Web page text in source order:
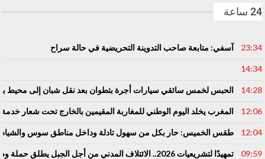
24 ساعة
23:34 آسفي: متابعة صاحب التدوينة التحريضية في حالة سراح
14:34
14:28 الحبس لخمس سائقي سيارات أجرة بتطوان بعد نقل شبان إلى محيط باب
12:06 المغرب يخلد اليوم الوطني للمغاربة المقيمين بالخارج تحت شعار خدمة
12:04 طقس الخميس: ﺣﺎﺭ بكل من سهول تادلة وداخل مناطق سوس
09:59 تمهيدًا لتشريعيات 2026.. الائتلاف المدني من أجل الجبل يطلق حملة وطنية للمطالبة بـ”تعاقد سياسي منصف” مع المناطق الجبلية